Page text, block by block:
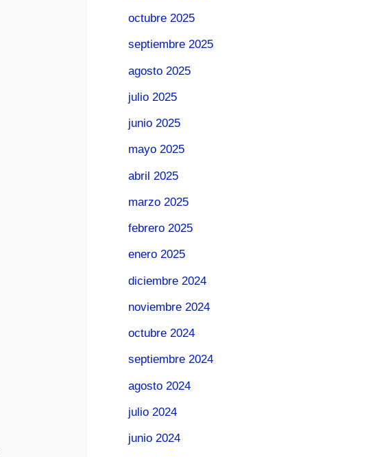
octubre 2025
septiembre 2025
agosto 2025
julio 2025
junio 2025
mayo 2025
abril 2025
marzo 2025
febrero 2025
enero 2025
diciembre 2024
noviembre 2024
octubre 2024
septiembre 2024
agosto 2024
julio 2024
junio 2024